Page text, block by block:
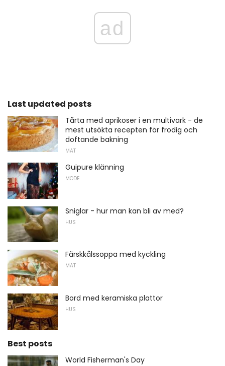
ad
Last updated posts
Tårta med aprikoser i en multivark - de
mest utsökta recepten för frodig och
doftande bakning
MAT
Guipure klänning
MODE
Sniglar - hur man kan bli av med?
HUS
Färskkålssoppa med kyckling
MAT
Bord med keramiska plattor
HUS
Best posts
World Fisherman's Day